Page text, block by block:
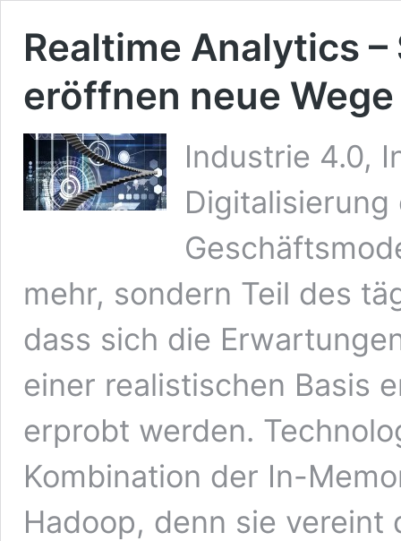
Realtime Analytics
eröffnen neue Wege
Industrie 4.0,
mehr, sondern Teil des
dass sich die
einer realistischen Basis
erprobt werden.
Kombination der In-
Hadoop, denn sie